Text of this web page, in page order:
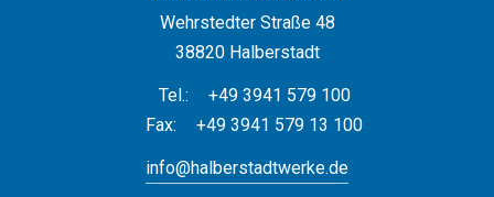
Wehrstedter Straße 48
38820 Halberstadt
Tel.:
+49 3941 579 100
Fax:
+49 3941 579 13 100
info@halberstadtwerke.de